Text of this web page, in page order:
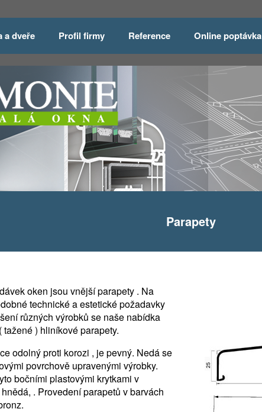
a dveře Profil firmy Reference Online poptávka
Parapety
oken jsou vnější parapety . Na
technické a estetické požadavky
různých výrobků se naše nabídka
) hliníkové parapety.
odolný proti korozi , je pevný. Nedá se
povrchově upravenými výrobky.
bočními plastovými krytkami v
. Provedení parapetů v barvách